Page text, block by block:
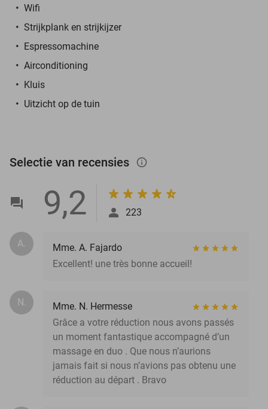
Wifi
Strijkplank en strijkijzer
Espressomachine
Airconditioning
Kluis
Uitzicht op de tuin
Selectie van recensies info_outlined
9,2 223
A.
Mme. A. Fajardo
Excellent! une très bonne accueil!
N.
Mme. N. Hermesse
Grâce a votre réduction nous avons passés
un moment fantastique accompagné d’un
massage en duo . Que nous n’aurions
jamais fait si nous n’avions pas obtenu une
réduction au départ . Bravo